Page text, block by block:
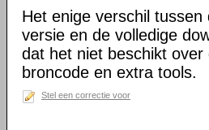
Het enige verschil tussen
versie en de volledige
dat het niet beschikt over
broncode en extra tools.
Stel een correctie voor